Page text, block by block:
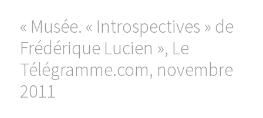
« Musée. « Introspectives » de
Frédérique Lucien », Le
Télégramme.com, novembre
2011